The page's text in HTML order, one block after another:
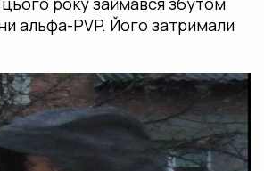
альфа-PVP. Його затримали